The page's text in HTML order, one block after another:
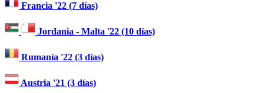
Francia '22 (7 días)
Jordania - Malta '22 (10 días)
Rumanía '22 (3 días)
Austria '21 (3 días)